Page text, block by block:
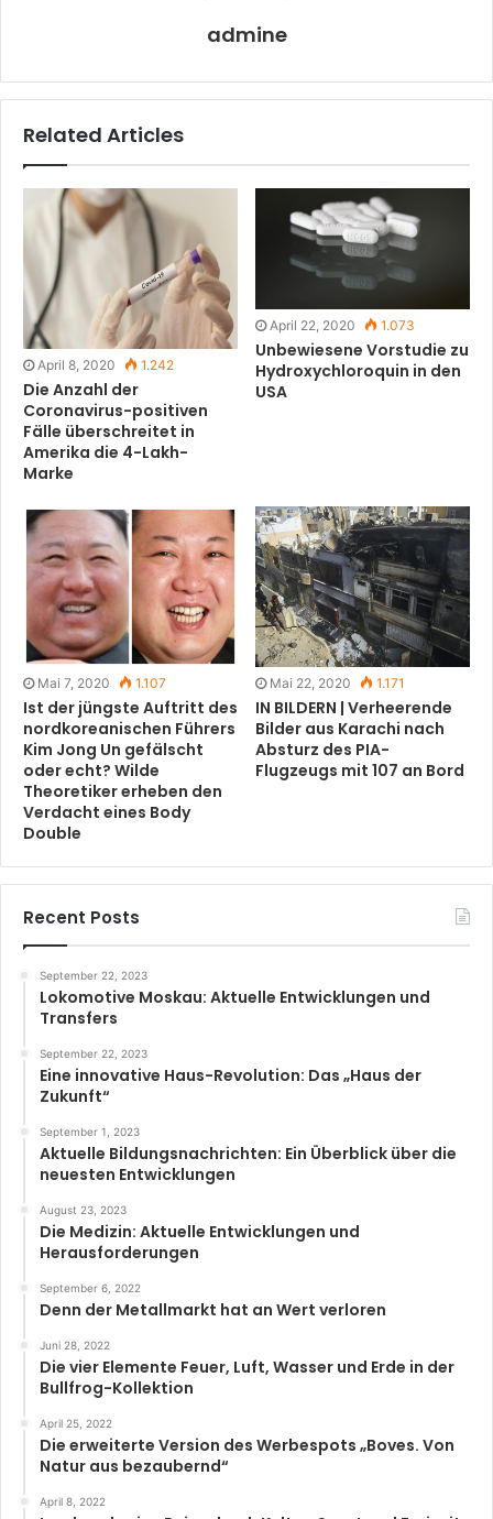
admine
Related Articles
April 8, 2020 1.242
Die Anzahl der
Coronavirus-positiven
Fälle überschreitet in
Amerika die 4-Lakh-
Marke
April 22, 2020 1.073
Unbewiesene Vorstudie zu
Hydroxychloroquin in den
USA
Mai 7, 2020 1.107
Ist der jüngste Auftritt des
nordkoreanischen Führers
Kim Jong Un gefälscht
oder echt? Wilde
Theoretiker erheben den
Verdacht eines Body
Double
Mai 22, 2020 1.171
IN BILDERN | Verheerende
Bilder aus Karachi nach
Absturz des PIA-
Flugzeugs mit 107 an Bord
Recent Posts
September 22, 2023
Lokomotive Moskau: Aktuelle Entwicklungen und
Transfers
September 22, 2023
Eine innovative Haus-Revolution: Das „Haus der
Zukunft“
September 1, 2023
Aktuelle Bildungsnachrichten: Ein Überblick über die
neuesten Entwicklungen
August 23, 2023
Die Medizin: Aktuelle Entwicklungen und
Herausforderungen
September 6, 2022
Denn der Metallmarkt hat an Wert verloren
Juni 28, 2022
Die vier Elemente Feuer, Luft, Wasser und Erde in der
Bullfrog-Kollektion
April 25, 2022
Die erweiterte Version des Werbespots „Boves. Von
Natur aus bezaubernd“
April 8, 2022